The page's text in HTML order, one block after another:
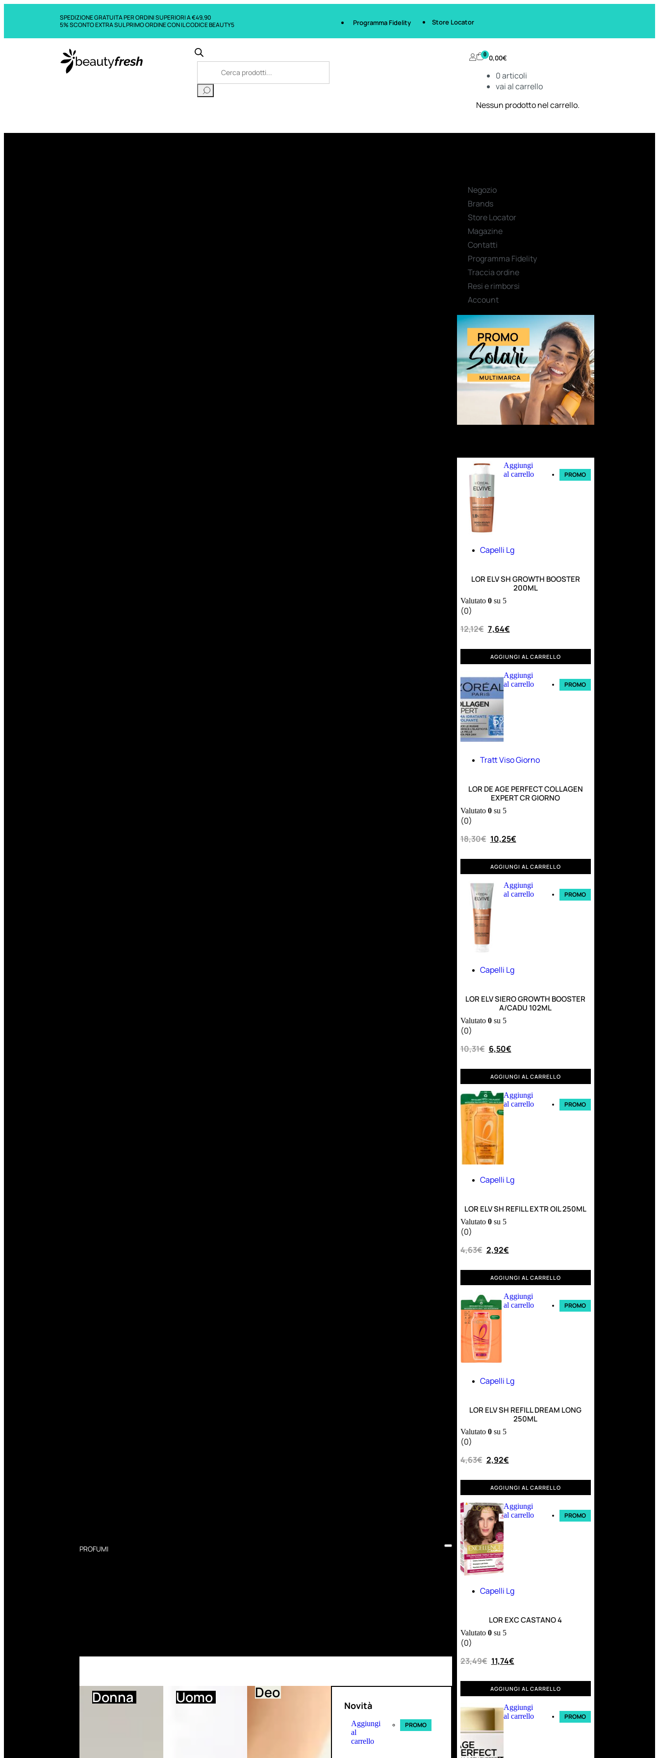
SPEDIZIONE GRATUITA PER ORDINI SUPERIORI A €49,90
5% SCONTO EXTRA SUL PRIMO ORDINE CON IL CODICE BEAUTY5
Programma Fidelity Store Locator
0 0,00€
0articoli
vai al carrello
Nessun prodotto nel carrello.
PROFUMI
Donna Uomo Deo
Novità
Aggiungi
al
carrello
PROMO
Negozio
Brands
Store Locator
Magazine
Contatti
Programma Fidelity
Traccia ordine
Resi e rimborsi
Account
Aggiungi
al carrello
PROMO
Capelli Lg
LOR ELV SH GROWTH BOOSTER
200ML
Valutato 0su 5
(0)
12,12€ 7,64€
AGGIUNGI AL CARRELLO
Aggiungi
al carrello
PROMO
Tratt Viso Giorno
LOR DE AGE PERFECT COLLAGEN
EXPERT CR GIORNO
Valutato 0su 5
(0)
18,30€ 10,25€
AGGIUNGI AL CARRELLO
Aggiungi
al carrello
PROMO
Capelli Lg
LOR ELV SIERO GROWTH BOOSTER
A/CADU 102ML
Valutato 0su 5
(0)
10,31€ 6,50€
AGGIUNGI AL CARRELLO
Aggiungi
al carrello
PROMO
Capelli Lg
LOR ELV SH REFILL EXTR OIL 250ML
Valutato 0su 5
(0)
4,63€ 2,92€
AGGIUNGI AL CARRELLO
Aggiungi
al carrello
PROMO
Capelli Lg
LOR ELV SH REFILL DREAM LONG
250ML
Valutato 0su 5
(0)
4,63€ 2,92€
AGGIUNGI AL CARRELLO
Aggiungi
al carrello
PROMO
Capelli Lg
LOR EXC CASTANO 4
Valutato 0su 5
(0)
23,49€ 11,74€
AGGIUNGI AL CARRELLO
Aggiungi
al carrello
PROMO